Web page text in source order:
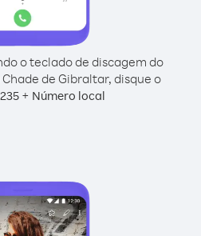
o teclado de discagem do
de Gibraltar, disque o
235+ Número local